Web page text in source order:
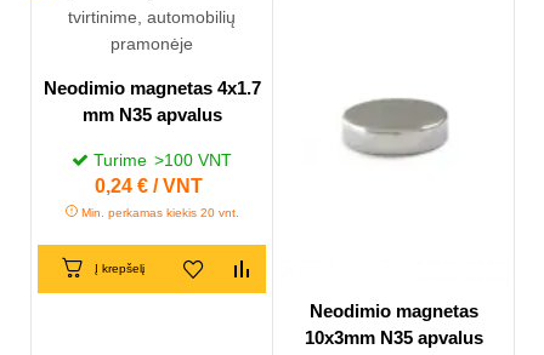
Neodimio magnetas 4x1.7
mm N35 apvalus
Turime >100 VNT
Kaina
0,24 € / VNT
Min. perkamas kiekis 20 vnt.
Į krepšelį
Neodimio magnetas
10x3mm N35 apvalus